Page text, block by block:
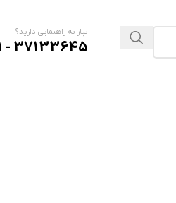
نیاز به راهنمایی دارید؟
37133645 - 051